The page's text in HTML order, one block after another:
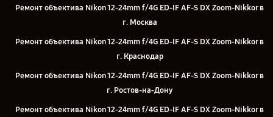
Ремонт объектива Nikon 12-24mm f/4G ED-IF AF-S DX Zoom-Nikkor в
г. Москва
Ремонт объектива Nikon 12-24mm f/4G ED-IF AF-S DX Zoom-Nikkor в
г. Краснодар
Ремонт объектива Nikon 12-24mm f/4G ED-IF AF-S DX Zoom-Nikkor в
г. Ростов-на-Дону
Ремонт объектива Nikon 12-24mm f/4G ED-IF AF-S DX Zoom-Nikkor в